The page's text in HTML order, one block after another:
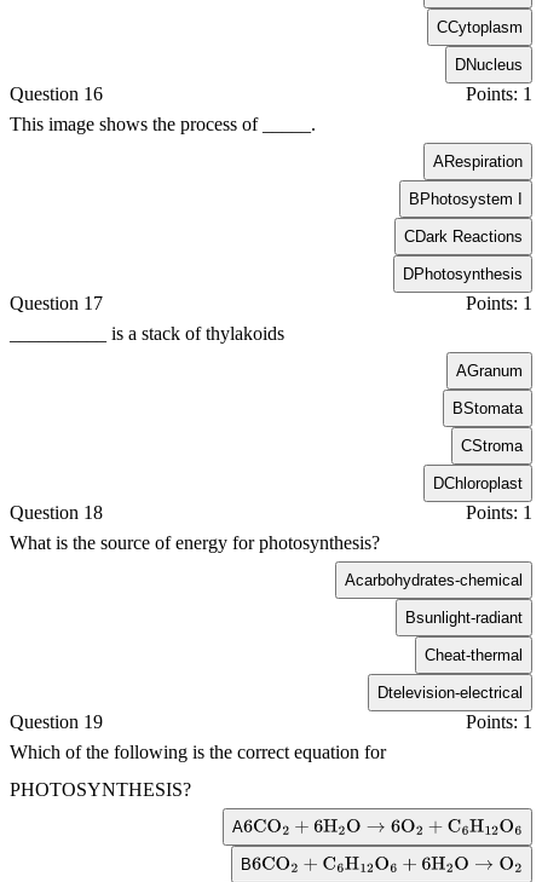
CCytoplasm
DNucleus
Question 16
Points: 1
This image shows the process of _____.
ARespiration
BPhotosystem I
CDark Reactions
DPhotosynthesis
Question 17
Points: 1
__________ is a stack of thylakoids
AGranum
BStomata
CStroma
DChloroplast
Question 18
Points: 1
What is the source of energy for photosynthesis?
Acarbohydrates-chemical
Bsunlight-radiant
Cheat-thermal
Dtelevision-electrical
Question 19
Points: 1
Which of the following is the correct equation for
PHOTOSYNTHESIS?
A6CO2+ 6 H2O→6 2+C6H 12 O6
B6CO2 C 6H12O6+6H 2 O→O2